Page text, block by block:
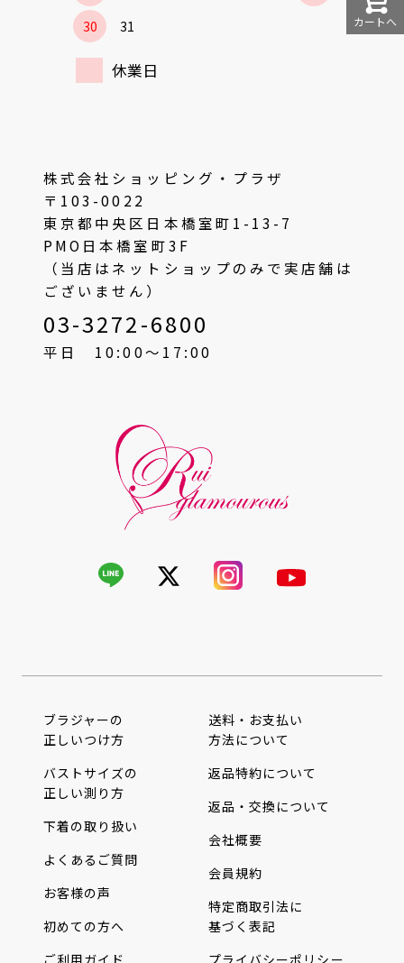
カートへ
30
31
休業日
株式会社ショッピング・プラザ
〒103-0022
東京都中央区日本橋室町1-13-7
PMO日本橋室町3F
（当店はネットショップのみで実店舗は
ございません）
03-3272-6800
平日 10:00〜17:00
ブラジャーの
正しいつけ方
バストサイズの
正しい測り方
下着の取り扱い
よくあるご質問
お客様の声
初めての方へ
送料・お支払い
方法について
返品特約について
返品・交換について
会社概要
会員規約
特定商取引法に
基づく表記